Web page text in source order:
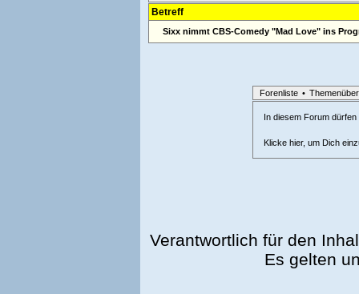
Betreff
Sixx nimmt CBS-Comedy "Mad Love" ins
Forenliste •
In diesem Forum
Klicke hier, um Dich
Verantwortlich für den
Es gelten